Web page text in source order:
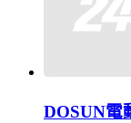
DOSUN電